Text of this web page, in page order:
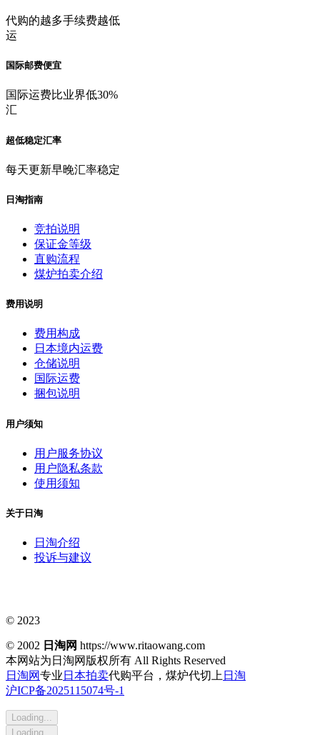
代购的越多手续费越低
运
国际邮费便宜
国际运费比业界低30%
汇
超低稳定汇率
每天更新早晚汇率稳定
日淘指南
竞拍说明
保证金等级
直购流程
煤炉拍卖介绍
费用说明
费用构成
日本境内运费
仓储说明
国际运费
捆包说明
用户须知
用户服务协议
用户隐私条款
使用须知
关于日淘
日淘介绍
投诉与建议
© 2023
© 2002 日淘网 https://www.ritaowang.com
本网站为日淘网版权所有 All Rights Reserved
日淘网专业 日本拍卖代购平台，煤炉代切上 日淘
沪ICP备2025115074号-1
Loading...
Loading...